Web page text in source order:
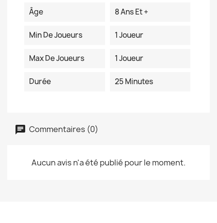
Âge
8 Ans Et +
Min De Joueurs 1 Joueur
Max De Joueurs 1 Joueur
Durée 25 Minutes
Commentaires (0)
Aucun avis n'a été publié pour le moment.